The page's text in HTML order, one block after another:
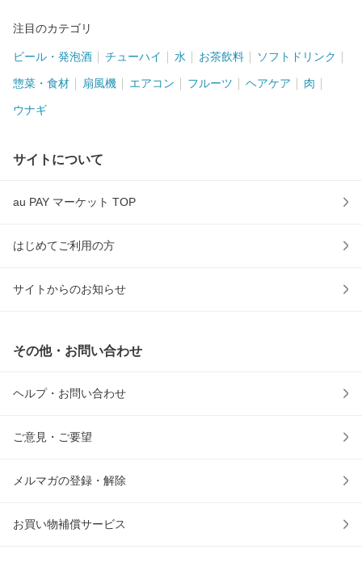
注目のカテゴリ
ビール・発泡酒 チューハイ 水 お茶飲料 ソフトドリンク
惣菜・食材 扇風機 エアコン フルーツ ヘアケア 肉
ウナギ
サイトについて
au PAY マーケット TOP
はじめてご利用の方
サイトからのお知らせ
その他・お問い合わせ
ヘルプ・お問い合わせ
ご意見・ご要望
メルマガの登録・解除
お買い物補償サービス